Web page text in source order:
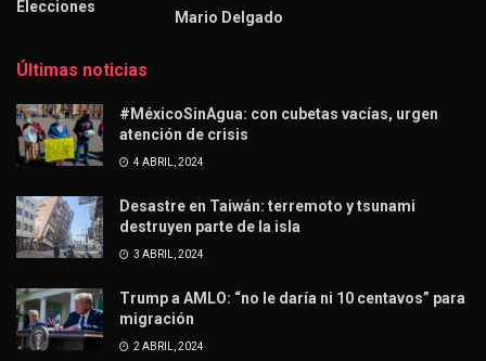
Elecciones
Mario Delgado
Últimas noticias
#MéxicoSinAgua: con cubetas vacías, urgen
atención de crisis
4 ABRIL, 2024
Desastre en Taiwán: terremoto y tsunami
destruyen parte de la isla
3 ABRIL, 2024
Trump a AMLO: “no le daría ni 10 centavos” para
migración
2 ABRIL, 2024